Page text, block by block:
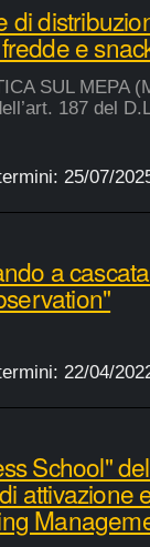
di
e
SUL MEPA
187 del
25/07/
a
22/04/
School"
attivazione